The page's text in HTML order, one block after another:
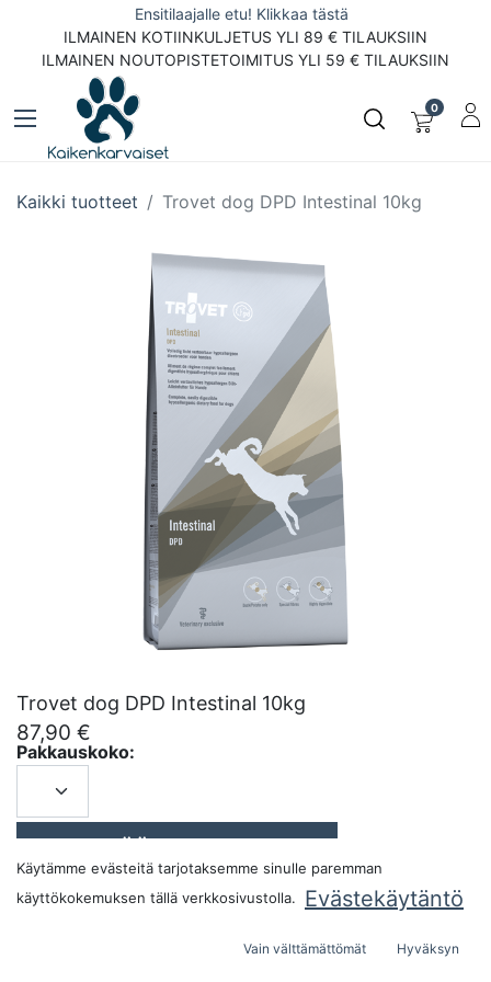
Ensitilaajalle etu! Klikkaa tästä
ILMAINEN KOTIINKULJETUS YLI 89 € TILAUKSIIN
ILMAINEN NOUTOPISTETOIMITUS YLI 59 € TILAUKSIIN
0
Kaikki tuotteet Trovet dog DPD Intestinal 10kg
Trovet dog DPD Intestinal 10kg
87,90 €
Pakkauskoko:
Käytämme evästeitä tarjotaksemme sinulle paremman
käyttökokemuksen tällä verkkosivustolla.
Evästekäytäntö
Vain välttämättömät Hyväksyn